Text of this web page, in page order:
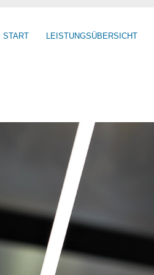
START LEISTUNGSÜBERSICHT